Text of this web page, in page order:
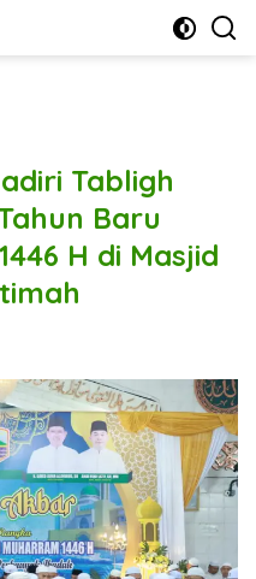
Tabligh
Baru
H di Masjid